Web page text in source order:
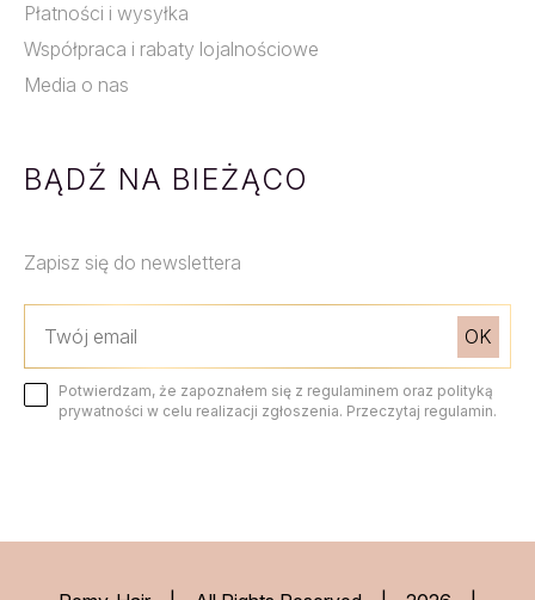
Płatności i wysyłka
Współpraca i rabaty lojalnościowe
Media o nas
BĄDŹ NA BIEŻĄCO
Zapisz się do newslettera
Potwierdzam, że zapoznałem się z regulaminem oraz polityką
prywatności w celu realizacji zgłoszenia. Przeczytaj regulamin.